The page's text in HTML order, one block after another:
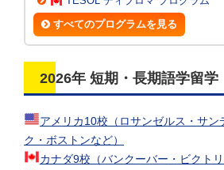
すべてのプログラムを見る
2026年 短期・長期語学留学
アメリカ10校（ロサンゼルス・サン
ク・ボストンなど）
カナダ9校（バンクーバー・ビクト